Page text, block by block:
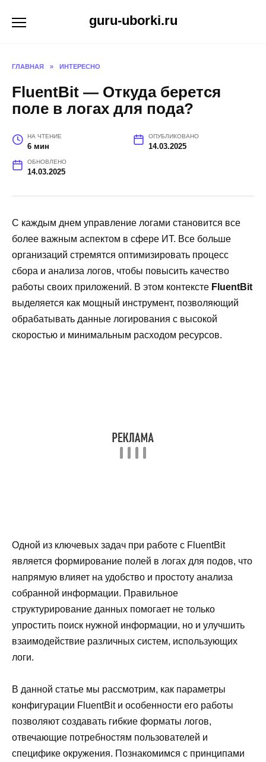
guru-uborki.ru
ГЛАВНАЯ » ИНТЕРЕСНО
FluentBit — Откуда берется
поле в логах для пода?
НА ЧТЕНИЕ
6 мин
ОПУБЛИКОВАНО
14.03.2025
ОБНОВЛЕНО
14.03.2025
С каждым днем управление логами становится все
более важным аспектом в сфере ИТ. Все больше
организаций стремятся оптимизировать процесс
сбора и анализа логов, чтобы повысить качество
работы своих приложений. В этом контексте FluentBit
выделяется как мощный инструмент, позволяющий
обрабатывать данные логирования с высокой
скоростью и минимальным расходом ресурсов.
Одной из ключевых задач при работе с FluentBit
является формирование полей в логах для подов, что
напрямую влияет на удобство и простоту анализа
собранной информации. Правильное
структурирование данных помогает не только
упростить поиск нужной информации, но и улучшить
взаимодействие различных систем, использующих
логи.
В данной статье мы рассмотрим, как параметры
конфигурации FluentBit и особенности его работы
позволяют создавать гибкие форматы логов,
отвечающие потребностям пользователей и
специфике окружения. Познакомимся с принципами